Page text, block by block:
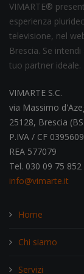
VIMARTE®
esperienza
televisione, nel
Brescia. Se
tuo partner ideale.
VIMARTE S.C.
via Massimo
25128, Brescia
P.IVA / CF
REA 577079
Tel. 030 09 75 852
info@vimarte.it
Home
Chi siamo
Servizi